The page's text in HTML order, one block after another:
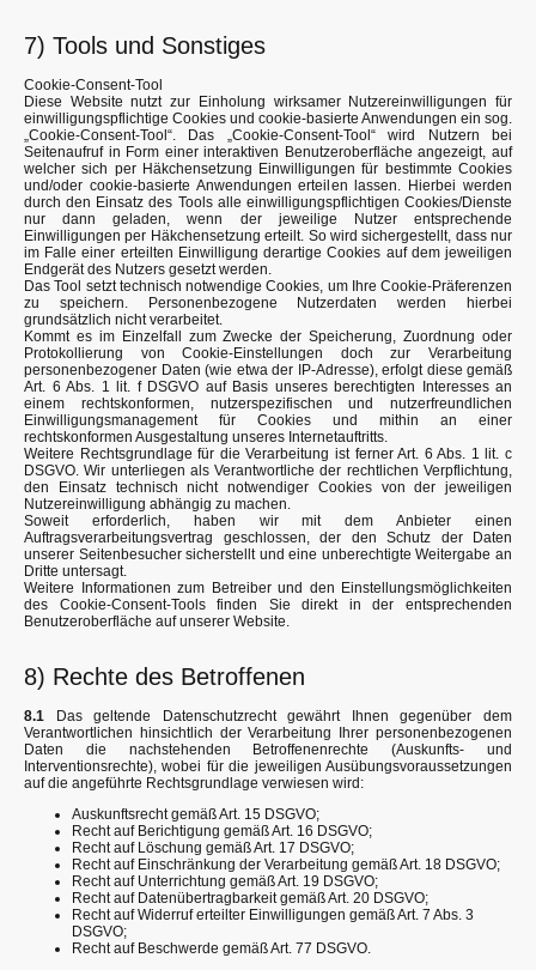
7) Tools und Sonstiges
Cookie-Consent-Tool
Diese Website nutzt zur Einholung wirksamer Nutzereinwilligungen für
einwilligungspflichtige Cookies und cookie-basierte Anwendungen ein sog.
„Cookie-Consent-Tool“. Das „Cookie-Consent-Tool“ wird Nutzern bei
Seitenaufruf in Form einer interaktiven Benutzeroberfläche angezeigt, auf
welcher sich per Häkchensetzung Einwilligungen für bestimmte Cookies
und/oder cookie-basierte Anwendungen erteilen lassen. Hierbei werden
durch den Einsatz des Tools alle einwilligungspflichtigen Cookies/Dienste
nur dann geladen, wenn der jeweilige Nutzer entsprechende
Einwilligungen per Häkchensetzung erteilt. So wird sichergestellt, dass nur
im Falle einer erteilten Einwilligung derartige Cookies auf dem jeweiligen
Endgerät des Nutzers gesetzt werden.
Das Tool setzt technisch notwendige Cookies, um Ihre Cookie-Präferenzen
zu speichern. Personenbezogene Nutzerdaten werden hierbei
grundsätzlich nicht verarbeitet.
Kommt es im Einzelfall zum Zwecke der Speicherung, Zuordnung oder
Protokollierung von Cookie-Einstellungen doch zur Verarbeitung
personenbezogener Daten (wie etwa der IP-Adresse), erfolgt diese gemäß
Art. 6 Abs. 1 lit. f DSGVO auf Basis unseres berechtigten Interesses an
einem rechtskonformen, nutzerspezifischen und nutzerfreundlichen
Einwilligungsmanagement für Cookies und mithin an einer
rechtskonformen Ausgestaltung unseres Internetauftritts.
Weitere Rechtsgrundlage für die Verarbeitung ist ferner Art. 6 Abs. 1 lit. c
DSGVO. Wir unterliegen als Verantwortliche der rechtlichen Verpflichtung,
den Einsatz technisch nicht notwendiger Cookies von der jeweiligen
Nutzereinwilligung abhängig zu machen.
Soweit erforderlich, haben wir mit dem Anbieter einen
Auftragsverarbeitungsvertrag geschlossen, der den Schutz der Daten
unserer Seitenbesucher sicherstellt und eine unberechtigte Weitergabe an
Dritte untersagt.
Weitere Informationen zum Betreiber und den Einstellungsmöglichkeiten
des Cookie-Consent-Tools finden Sie direkt in der entsprechenden
Benutzeroberfläche auf unserer Website.
8) Rechte des Betroffenen
8.1 Das geltende Datenschutzrecht gewährt Ihnen gegenüber dem
Verantwortlichen hinsichtlich der Verarbeitung Ihrer personenbezogenen
Daten die nachstehenden Betroffenenrechte (Auskunfts- und
Interventionsrechte), wobei für die jeweiligen Ausübungsvoraussetzungen
auf die angeführte Rechtsgrundlage verwiesen wird:
Auskunftsrecht gemäß Art. 15 DSGVO;
Recht auf Berichtigung gemäß Art. 16 DSGVO;
Recht auf Löschung gemäß Art. 17 DSGVO;
Recht auf Einschränkung der Verarbeitung gemäß Art. 18 DSGVO;
Recht auf Unterrichtung gemäß Art. 19 DSGVO;
Recht auf Datenübertragbarkeit gemäß Art. 20 DSGVO;
Recht auf Widerruf erteilter Einwilligungen gemäß Art. 7 Abs. 3
DSGVO;
Recht auf Beschwerde gemäß Art. 77 DSGVO.